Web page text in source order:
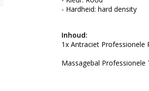
- Hardheid: hard density
Inhoud:
1x Antraciet Professionele
Massagebal